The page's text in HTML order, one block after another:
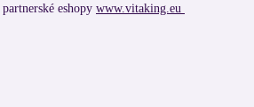
eshopy www.vitaking.eu